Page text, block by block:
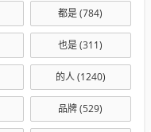
都是(784)
也是(311)
的人(1240)
品牌(529)